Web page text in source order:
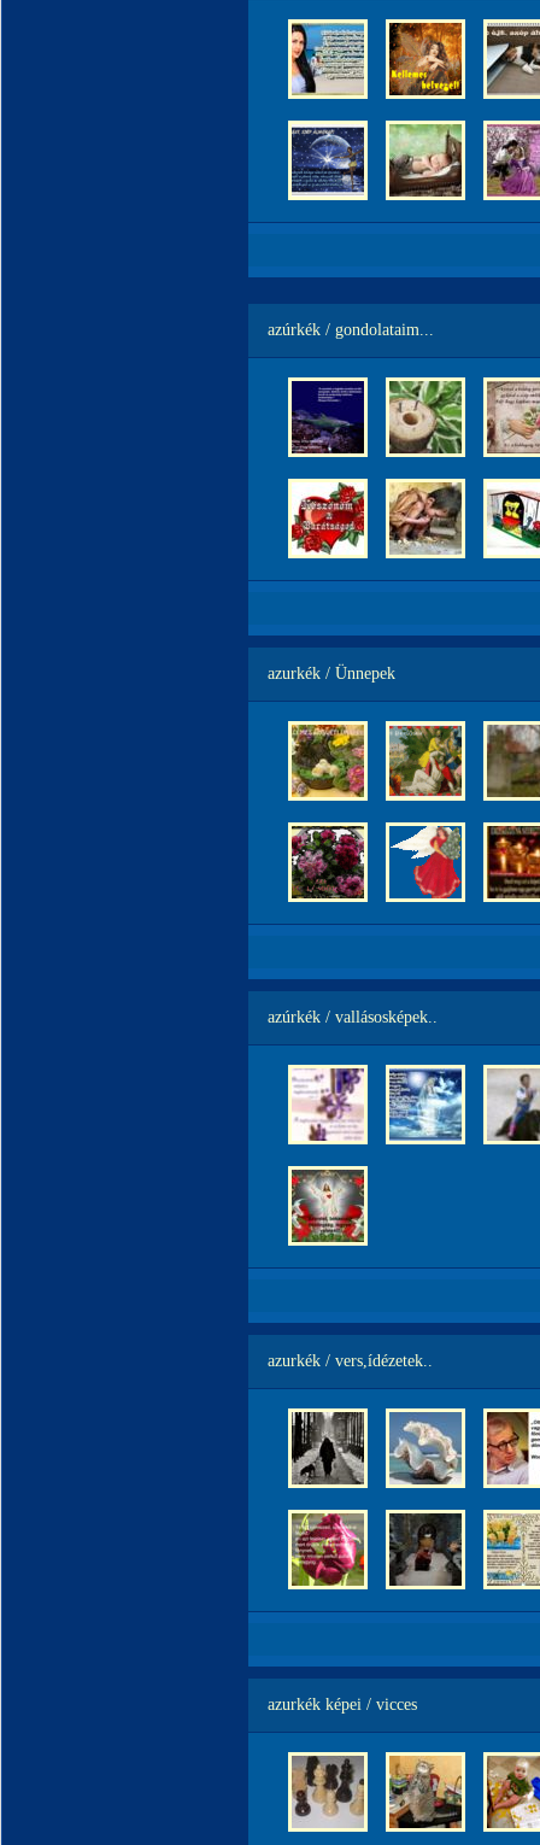
azúrkék / gondolataim...
azurkék / Ünnepek
azúrkék / vallásosképek..
azurkék / vers,ídézetek..
azurkék képei / vicces